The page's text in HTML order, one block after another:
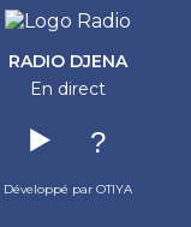
RADIO DJENA
En direct
▶️ ?
Développé par OTIYA